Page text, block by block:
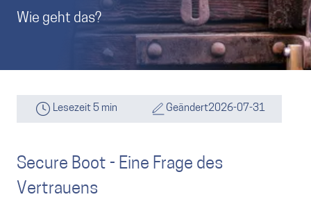
Wie geht das?
Lesezeit 5 min Geändert2026-07-31
Secure Boot - Eine Frage des
Vertrauens